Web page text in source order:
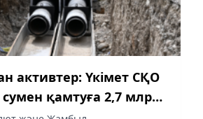
активтер: Үкімет СҚО
қамтуға 2,7 млрд